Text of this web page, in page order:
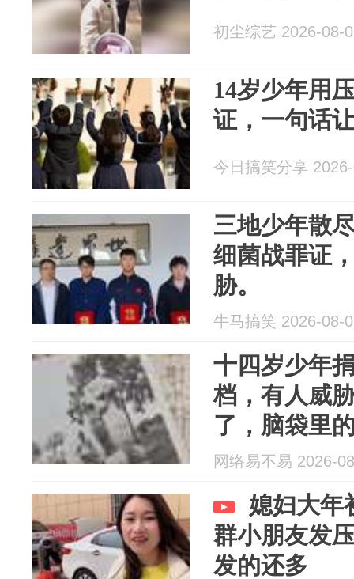
初尘综艺 2026-08-
14岁少年用
证，一句话
今日搞笑分享
三地少年散
细菌战罪证
胁。
牛马搞笑 2026-08-
十四岁少年
档，有人威
了，脑袋里
网络易不易 2026-
媳妇大年
群小朋友发
发的还多